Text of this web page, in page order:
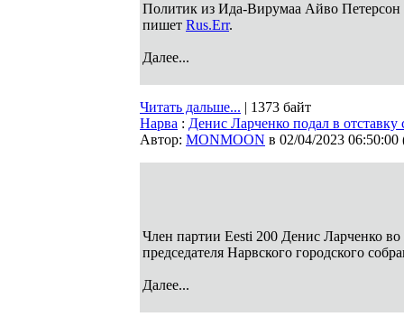
Политик из Ида-Вирумаа Айво Петерсон
пишет Rus.Err.
Далее...
Читать дальше... | 1373 байт
Нарва : Денис Ларченко подал в отставку
Автор: MONMOON в 02/04/2023 06:50:00
Член партии Eesti 200 Денис Ларченко во
председателя Нарвского городского
Далее...